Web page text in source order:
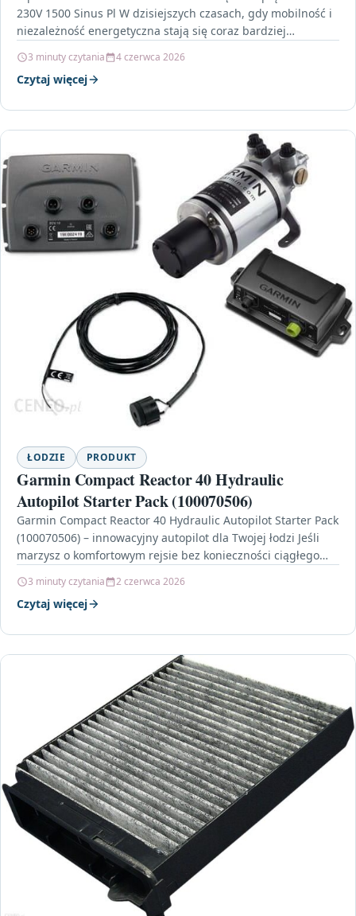
230V 1500 Sinus Pl W dzisiejszych czasach, gdy mobilność i
niezależność energetyczna stają się coraz bardziej
3 minuty czytania 4 czerwca 2026
Czytaj więcej
ŁODZIE PRODUKT
Garmin Compact Reactor 40 Hydraulic
Autopilot Starter Pack (100070506)
Garmin Compact Reactor 40 Hydraulic Autopilot Starter Pack
(100070506) – innowacyjny autopilot dla Twojej łodzi Jeśli
marzysz o komfortowym rejsie bez konieczności ciągłego
3 minuty czytania 2 czerwca 2026
Czytaj więcej